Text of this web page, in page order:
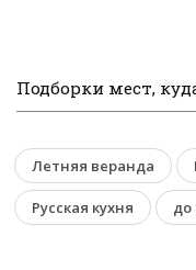
Подборки мест,
Летняя веранда
Русская кухня до